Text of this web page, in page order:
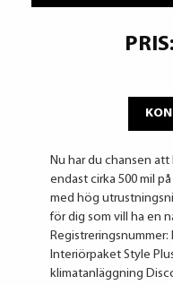
PRIS:
Nu har du chansen
endast cirka 500 mil
med hög
för dig som vill ha en
Registreringsnummer:
Interiörpaket Style
klimatanläggning